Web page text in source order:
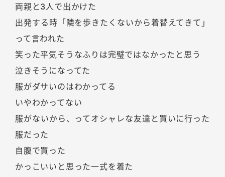
両親と3人で出かけた
出発する時「隣を歩きたくないから着替えてきて」
って言われた
笑った平気そうなふりは完璧ではなかったと思う
泣きそうになってた
服がダサいのはわかってる
いやわかってない
服がないから、ってオシャレな友達と買いに行った
服だった
自腹で買った
かっこいいと思った一式を着た